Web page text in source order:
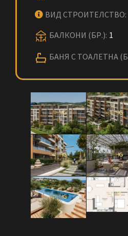
ВИД СТРОИТЕЛСТВО:
БАЛКОНИ (БР.): 1
БАНЯ С ТОАЛЕТНА